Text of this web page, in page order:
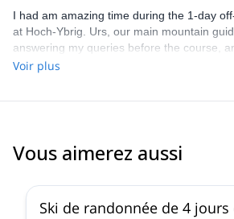
I had am amazing time during the 1-day
at Hoch-Ybrig. Urs, our main mountain
answering my queries before the course,
share was helpful in selecting the course.
friendly too! The course is good value for
included for the weekend in the course price.
Voir plus
Vous aimerez aussi
Ski de randonnée de 4 jours